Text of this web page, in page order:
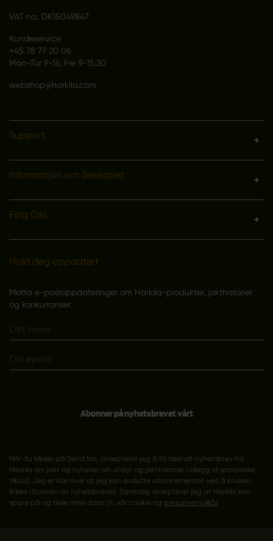
VAT no.: DK15049847
Kundeservice
+45 78 77 20 06
Man-Tor 9-16, Fre 9-15:30
webshop@harkila.com
Support
Informasjon om Selskapet
Følg Oss
Hold deg oppdatert
Motta e-postoppdateringer om Härkila-produkter, jakthistorier
og konkurranser.
Abonner på nyhetsbrevet vårt
Når du klikker på Send Inn, aksepterer jeg å få tilsendt nyhetsbrev fra
Härkila om jakt og nyheter om utstyr og jakthistorier i tillegg til sporadiske
tilbud. Jeg er klar over at jeg kan avslutte abonnementet ved å bruken
linken i bunnen av nyhetsbrevet. Samtidig aksepterer jeg at Härkila kan
spare på og dele mine data jfr. vår cookie og personvernvilkår.